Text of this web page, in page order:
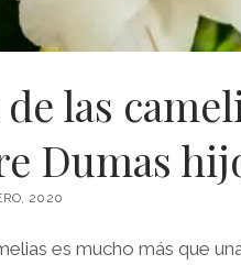
las
Dumas
2020
es mucho más que